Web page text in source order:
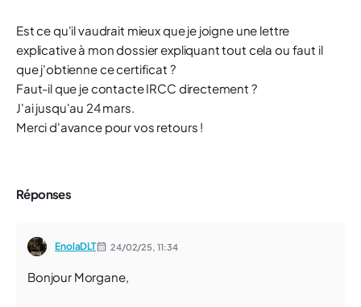
Est ce qu'il vaudrait mieux que je joigne une lettre
explicative à mon dossier expliquant tout cela ou faut il
que j'obtienne ce certificat ?
Faut-il que je contacte IRCC directement ?
J'ai jusqu'au 24 mars.
Merci d'avance pour vos retours !
Réponses
EnolaDLT 24/02/25, 11:34
Bonjour Morgane,